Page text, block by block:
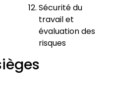
Sécurité du
travail et
évaluation des
risques